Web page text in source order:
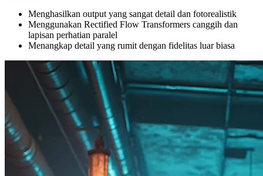
Menghasilkan output yang sangat detail dan fotorealistik
Menggunakan Rectified Flow Transformers canggih dan
lapisan perhatian paralel
Menangkap detail yang rumit dengan fidelitas luar biasa